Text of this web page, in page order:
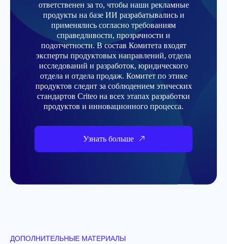
ответственен за то, чтобы наши рекламные
продукты на базе ИИ разрабатывались и
применялись согласно требованиям
справедливости, прозрачности и
подотчетности. В состав Комитета входят
эксперты продуктовых направлений, отдела
исследований и разработок, юридического
отдела и отдела продаж. Комитет по этике
продуктов следит за соблюдением этических
стандартов Criteo на всех этапах разработки
продуктов и инновационного процесса.
Узнать больше
ДОПОЛНИТЕЛЬНЫЕ МАТЕРИАЛЫ